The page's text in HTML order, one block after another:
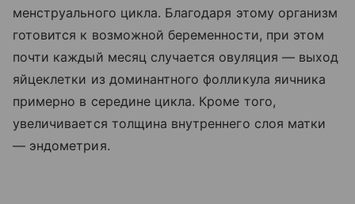
менструального цикла. Благодаря этому организм
готовится к возможной беременности, при этом
почти каждый месяц случается овуляция — выход
яйцеклетки из доминантного фолликула яичника
примерно в середине цикла. Кроме того,
увеличивается толщина внутреннего слоя матки
— эндометрия.